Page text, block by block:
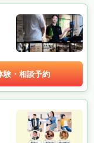
験・相談予約